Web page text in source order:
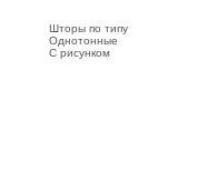
Шторы по типу
Однотонные
С рисунком